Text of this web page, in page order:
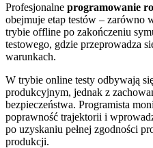
Profesjonalne programowanie
obejmuje etap testów –
trybie offline po zakończeniu
testowego, gdzie przeprowadza
warunkach.
W trybie online testy odbywają
produkcyjnym, jednak z
bezpieczeństwa. Programista
poprawność trajektorii i
po uzyskaniu pełnej zgodności
produkcji.